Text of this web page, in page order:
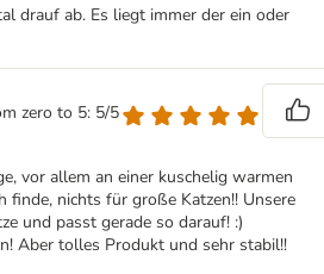
drauf ab. Es liegt immer der ein oder
zero to 5: 5/5
vor allem an einer kuschelig warmen
finde, nichts für große Katzen!! Unsere
und passt gerade so darauf! :)
Aber tolles Produkt und sehr stabil!!